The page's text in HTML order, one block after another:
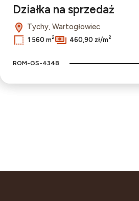
Działka na sprzedaż
Tychy, Wartogłowiec
1 560 m2 460,90 zł/m2
ROM-GS-4348